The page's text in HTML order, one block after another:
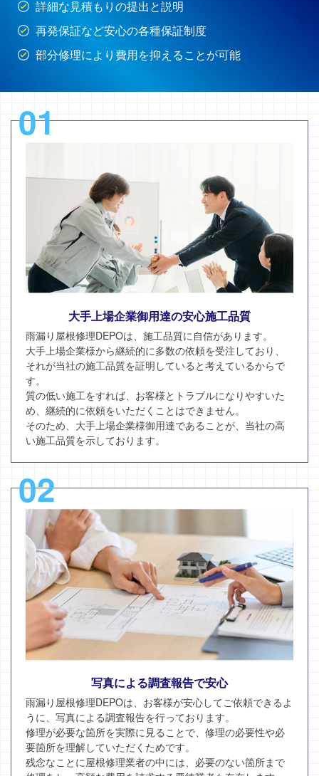
詳細な見積もりの提出と説明
再発保証など安心の各種保証制度
部分修理により費用を抑えることが可能
01
大手上場企業御用達の安心施工品質
雨漏り屋根修理DEPOは、施工品質に自信があります。
大手上場企業様から継続的に多数の依頼を受注しており、
それが当社の施工品質を証明していると考えているからで
す。
質の低い施工をすれば、お客様とトラブルになりやすいた
め、継続的に依頼をいただくことはできません。
そのため、大手上場企業様御用達であることが、当社の高
い施工品質を示しております。
02
写真による調査報告で安心
雨漏り屋根修理DEPOは、お客様が安心してご依頼できるよ
うに、写真による調査報告を行っております。
修理が必要な箇所を実際に見ることで、修理の必要性や必
要箇所を理解していただくためです。
残念なことに屋根修理業者の中には、必要のない箇所まで